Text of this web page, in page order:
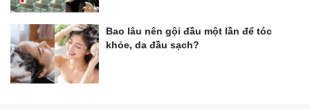
Bao lâu nên gội đầu một lần để tóc
khỏe, da đầu sạch?